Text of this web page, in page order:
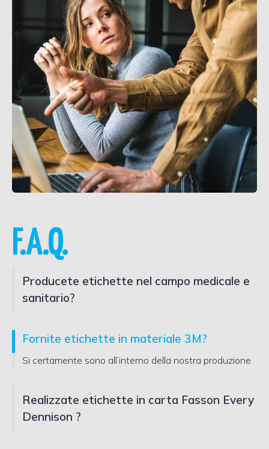
F.A.Q.
Producete etichette nel campo medicale e
sanitario?
Fornite etichette in materiale 3M?
Si certamente sono all’interno della nostra produzione
Realizzate etichette in carta Fasson Every
Dennison ?